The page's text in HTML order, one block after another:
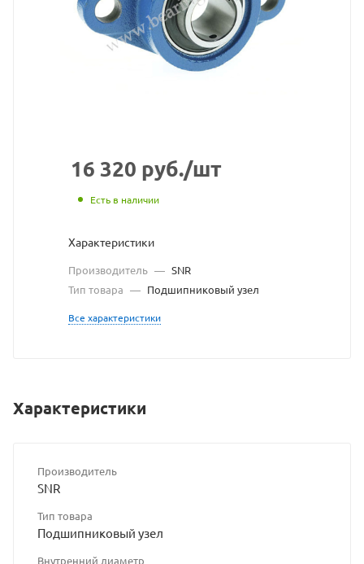
с
16 320 руб./шт
Есть в наличии
Характеристики
Производитель — SNR
Тип товара — Подшипниковый узел
Все характеристики
Характеристики
Производитель
SNR
Тип товара
Подшипниковый узел
Внутренний диаметр